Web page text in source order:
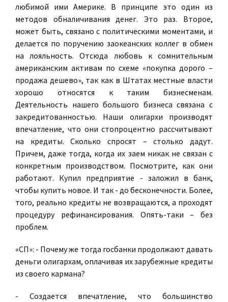
любимой ими Америке. В принципе это один из
методов обналичивания денег. Это раз. Второе,
может быть, связано с политическими моментами, и
делается по поручению заокеанских коллег в обмен
на лояльность. Отсюда любовь к сомнительным
американским активам по схеме «покупка дорого –
продажа дешево», так как в Штатах местные власти
хорошо относятся к таким бизнесменам.
Деятельность нашего большого бизнеса связана с
закредитованностью. Наши олигархи производят
впечатление, что они стопроцентно рассчитывают
на кредиты. Сколько спросят – столько дадут.
Причем, даже тогда, когда их заем никак не связан с
конкретным производством. Посмотрите, как они
работают. Купил предприятие - заложил в банк,
чтобы купить новое. И так - до бесконечности. Более,
того, реально кредиты не возвращаются, а проходят
процедуру рефинансирования. Опять-таки – без
проблем.
«СП»: - Почему же тогда госбанки продолжают давать
деньги олигархам, оплачивая их зарубежные кредиты
из своего кармана?
- Создается впечатление, что большинство